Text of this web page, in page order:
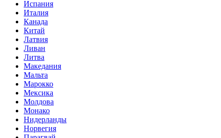
Испания
Италия
Канада
Китай
Латвия
Ливан
Литва
Македания
Мальта
Марокко
Мексика
Молдова
Монако
Нидерланды
Норвегия